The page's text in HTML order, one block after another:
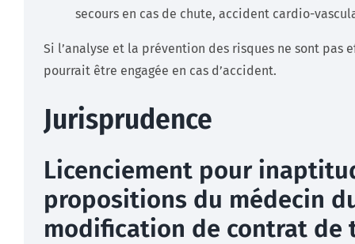
secours en cas de chute, accident cardio-
Si l’analyse et la prévention des risques ne sont pas
pourrait être engagée en cas d’accident.
Jurisprudence
Licenciement pour
propositions du médecin
modification de contrat de